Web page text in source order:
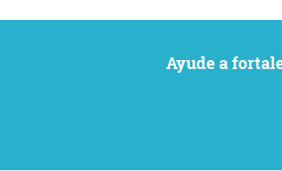
Ayude a